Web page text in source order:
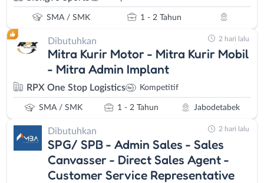
SMA / SMK 1 - 2 Tahun
Dibutuhkan
Mitra Kurir Motor - Mitra Kurir Mobil
- Mitra Admin Implant
RPX One Stop Logistics Kompetitif
SMA / SMK 1 - 2 Tahun Jabodetabek
2 hari lalu
Dibutuhkan
SPG/ SPB - Admin Sales - Sales
Canvasser - Direct Sales Agent -
Customer Service Representative
2 hari lalu